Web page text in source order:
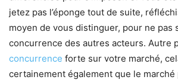
jetez pas l’éponge tout de suite,
moyen de vous distinguer, pour ne pas
concurrence des autres acteurs. Autre
concurrence forte sur votre marché,
certainement également que le